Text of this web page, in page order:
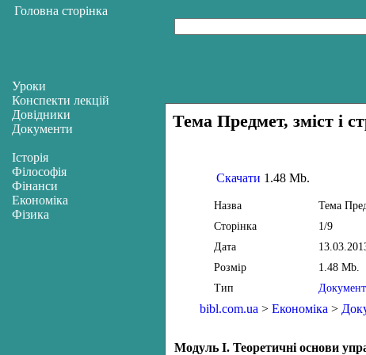
Тема Предмет, зміст і
Скачати 1.48 Mb.
Назва
Тема
Сторінка
1/9
Дата
Розмір
1.48 Mb.
Тип
bibl.com.ua > Економіка >
Модуль І. Теоретичні основи
Уроки
Конспекти лекцій
Довідники
Документи
Історія
Філософія
Фінанси
Економіка
Фізика
Головна сторінка